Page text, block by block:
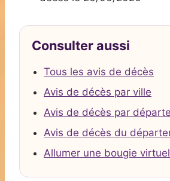
Consulter aussi
Tous les avis de décès
Avis de décès par ville
Avis de décès par
Avis de décès du
Allumer une bougie